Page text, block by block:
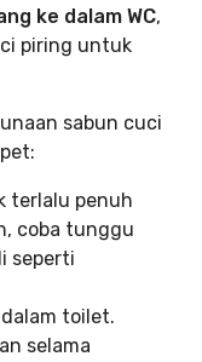
ke dalam WC,
piring untuk
sabun cuci
terlalu penuh
coba tunggu
seperti
toilet.
selama